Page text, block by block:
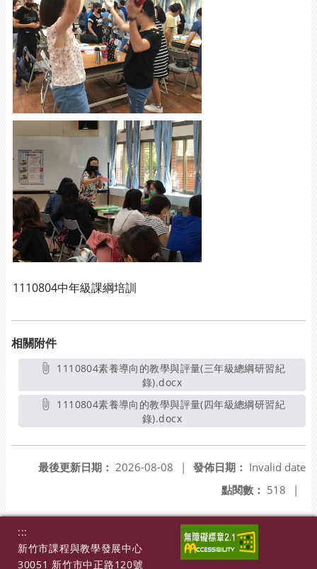
1110804中年級課綱培訓
相關附件
錄).docx另開新視窗
錄).docx另開新視窗
發佈日期： Invalid date
最後更新日期： 2026-08-08
|
點閱數： 518 |
:::
新竹市課程與教學發展中心
30051 新竹市中正路120號